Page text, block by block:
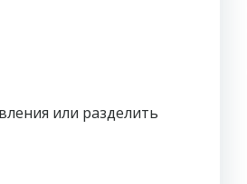
или разделить